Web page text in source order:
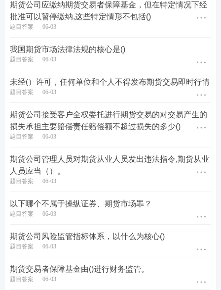
期货公司应缴纳期货交易者保障基金，但在特定情况下经
批准可以暂停缴纳,这些特定情形不包括()
题目答案 06-03
我国期货市场法律法规的核心是()
题目答案 06-03
未经(）许可，任何单位和个人不得发布期货交易即时行情
题目答案 06-03
期货公司接受客户全权委托进行期货交易的对交易产生的
损失承担主要赔偿责任赔偿额不超过损失的多少()
题目答案 06-03
期货公司管理人员对期货从业人员发出违法指令,期货从业
人员应当（）。
题目答案 06-03
以下哪个不属于操纵证券、期货市场罪？
题目答案 06-03
期货公司风险监管指标体系，以什么为核心()
题目答案 06-03
期货交易者保障基金由()进行财务监管。
题目答案 06-03